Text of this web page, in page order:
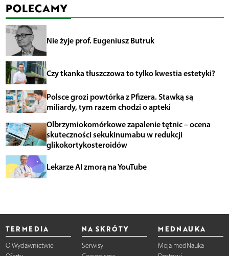
POLECAMY
Nie żyje prof. Eugeniusz Butruk
Czy tkanka tłuszczowa to tylko kwestia estetyki?
Polsce grozi powtórka z Pfizera. Stawką są
miliardy, tym razem chodzi o apteki
Olbrzymiokomórkowe zapalenie tętnic – ocena
skuteczności sekukinumabu w redukcji
glikokortykosteroidów
Lekarze AI zmorą na YouTube
TERMEDIA
O Wydawnictwie
NA SKRÓTY
Serwisy
MEDNAUKA
Moja medNauka